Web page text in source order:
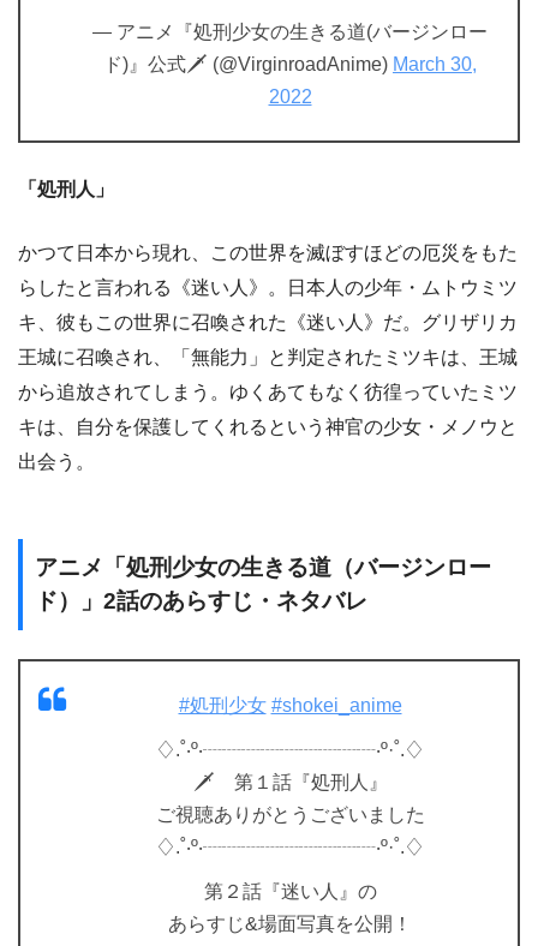
— アニメ『処刑少女の生きる道(バージンロー
ド)』公式🗡 (@VirginroadAnime) March 30,
2022
「処刑人」
かつて日本から現れ、この世界を滅ぼすほどの厄災をもた
らしたと言われる《迷い人》。日本人の少年・ムトウミツ
キ、彼もこの世界に召喚された《迷い人》だ。グリザリカ
王城に召喚され、「無能力」と判定されたミツキは、王城
から追放されてしまう。ゆくあてもなく彷徨っていたミツ
キは、自分を保護してくれるという神官の少女・メノウと
出会う。
アニメ「処刑少女の生きる道（バージンロー
ド）」2話のあらすじ・ネタバレ
#処刑少女 #shokei_anime
♢.˚‧º‧┈┈┈┈┈┈┈┈┈‧º·˚.♢
🗡 第１話『処刑人』
ご視聴ありがとうございました
♢.˚‧º‧┈┈┈┈┈┈┈┈┈‧º·˚.♢
第２話『迷い人』の
あらすじ&場面写真を公開！